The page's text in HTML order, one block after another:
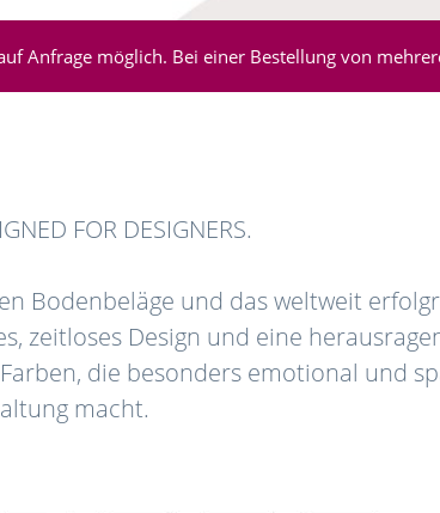
Anfrage möglich. Bei einer Bestellung von
FOR DESIGNERS.
Bodenbeläge und das weltweit
zeitloses Design und eine
die besonders emotional und
macht.